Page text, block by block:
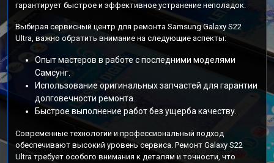
гарантирует быстрое и эффективное устранение неполадок.
Выбирая сервисный центр для ремонта Samsung Galaxy S22
Ultra, важно обратить внимание на следующие аспекты:
Опыт мастеров в работе с последними моделями
Самсунг.
Использование оригинальных запчастей для гарантии
долговечности ремонта.
Быстрое выполнение работ без ущерба качеству.
Современные технологии и профессиональный подход
обеспечивают высокий уровень сервиса. Ремонт Galaxy S22
Ultra требует особого внимания к деталям и точности, что